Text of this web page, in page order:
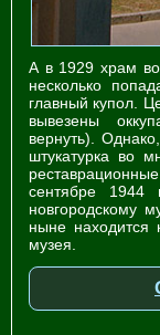
А в 1929 храм
несколько
главный купол.
вывезены
вернуть).
штукатурка во
сентябре 1944
новгородскому
ныне находится
музея.